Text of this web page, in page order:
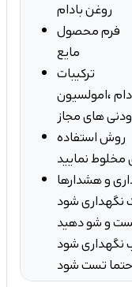
روغن بادام
فرم محصول
مایع
ترکیبات
،امولسیون
های مجاز
روش استفاده
و هشدارها
و شو دهید